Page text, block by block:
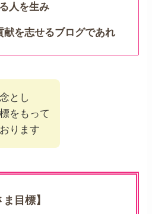
人を生み
献を志せるブログであれ
とし
をもって
ります
目標】